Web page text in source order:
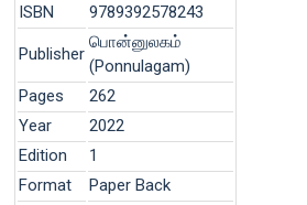
ISBN
9789392578243
Publisher
பொன்னுலகம்
(Ponnulagam)
Pages
262
Year
2022
Edition
1
Format
Paper Back